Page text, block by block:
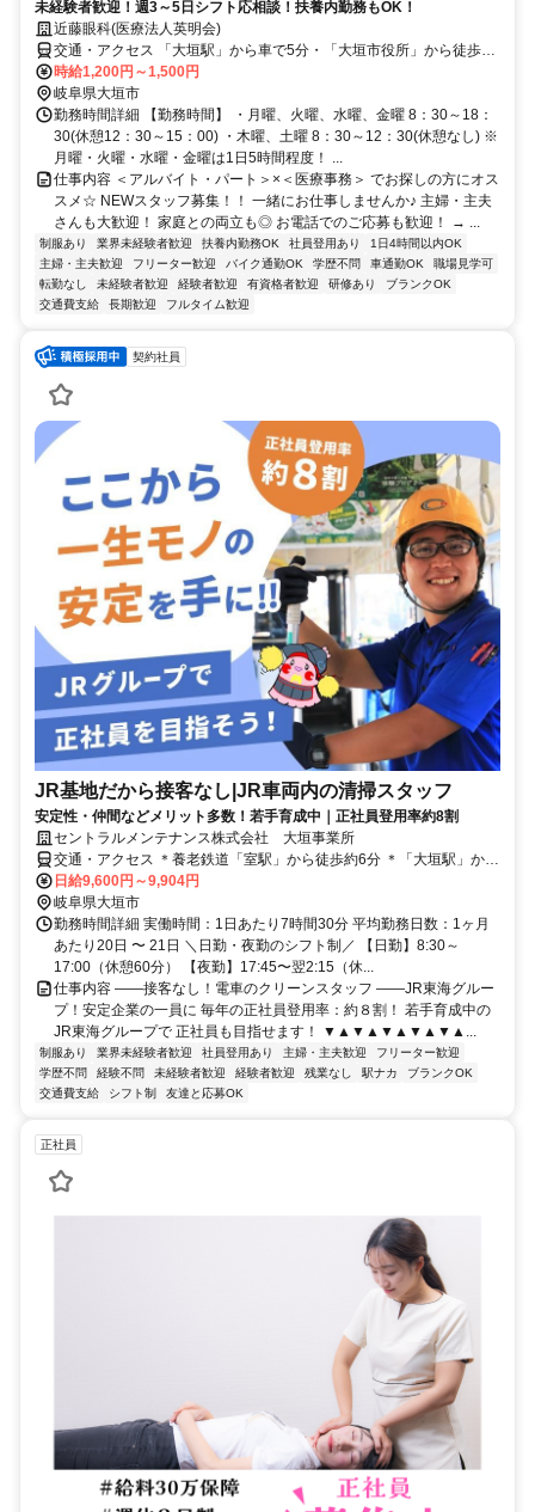
未経験者歓迎！週3～5日シフト応相談！扶養内勤務もOK！
近藤眼科(医療法人英明会)
交通・アクセス 「大垣駅」から車で5分・「大垣市役所」から徒歩3
分／車通勤OK
時給1,200円～1,500円
岐阜県大垣市
勤務時間詳細 【勤務時間】 ・月曜、火曜、水曜、金曜 8：30～18：
30(休憩12：30～15：00) ・木曜、土曜 8：30～12：30(休憩なし) ※
月曜・火曜・水曜・金曜は1日5時間程度！ ...
仕事内容 ＜アルバイト・パート＞×＜医療事務＞ でお探しの方にオス
スメ☆ NEWスタッフ募集！！ 一緒にお仕事しませんか♪ 主婦・主夫
さんも大歓迎！ 家庭との両立も◎ お電話でのご応募も歓迎！ → ...
制服あり 業界未経験者歓迎 扶養内勤務OK 社員登用あり
1日4時間以内OK
主婦・主夫歓迎
フリーター歓迎 バイク通勤OK 学歴不問 車通勤OK
職場見学可
転勤なし
未経験者歓迎 経験者歓迎 有資格者歓迎 研修あり
ブランクOK
交通費支給
長期歓迎 フルタイム歓迎
契約社員
JR基地だから接客なし|JR車両内の清掃スタッフ
安定性・仲間などメリット多数！若手育成中｜正社員登用率約8割
セントラルメンテナンス株式会社 大垣事業所
交通・アクセス ＊養老鉄道「室駅」から徒歩約6分 ＊「大垣駅」から
１駅！ ＊東大垣駅・西大垣駅・美濃青柳駅・北大垣駅などからも通
いやすい！
日給9,600円～9,904円
岐阜県大垣市
勤務時間詳細 実働時間：1日あたり7時間30分 平均勤務日数：1ヶ月
あたり20日 〜 21日 ＼日勤・夜勤のシフト制／ 【日勤】8:30～
17:00（休憩60分） 【夜勤】17:45〜翌2:15（休...
仕事内容 ――接客なし！電車のクリーンスタッフ ――JR東海グルー
プ！安定企業の一員に 毎年の正社員登用率：約８割！ 若手育成中の
JR東海グループで 正社員も目指せます！ ▼▲▼▲▼▲▼▲▼▲...
制服あり 業界未経験者歓迎 社員登用あり 主婦・主夫歓迎
フリーター歓迎
学歴不問
経験不問 未経験者歓迎 経験者歓迎 残業なし 駅ナカ
ブランクOK
交通費支給
シフト制 友達と応募OK
正社員